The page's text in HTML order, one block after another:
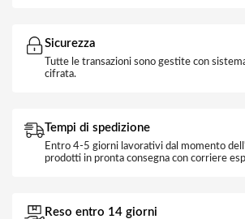
Sicurezza
Tutte le transazioni sono gestite con
cifrata.
Tempi di spedizione
Entro 4-5 giorni lavorativi dal momento
prodotti in pronta consegna con corriere
Reso entro 14 giorni